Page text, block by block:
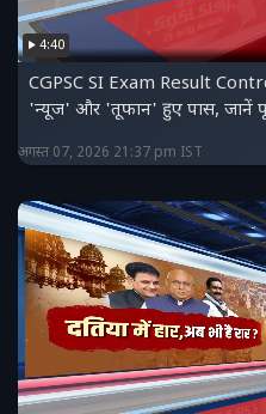
4:40
CGPSC SI Exam Result
'न्यूज' और 'तूफान' हुए पास, जानें
अगस्त 07, 2026 21:37 pm IST